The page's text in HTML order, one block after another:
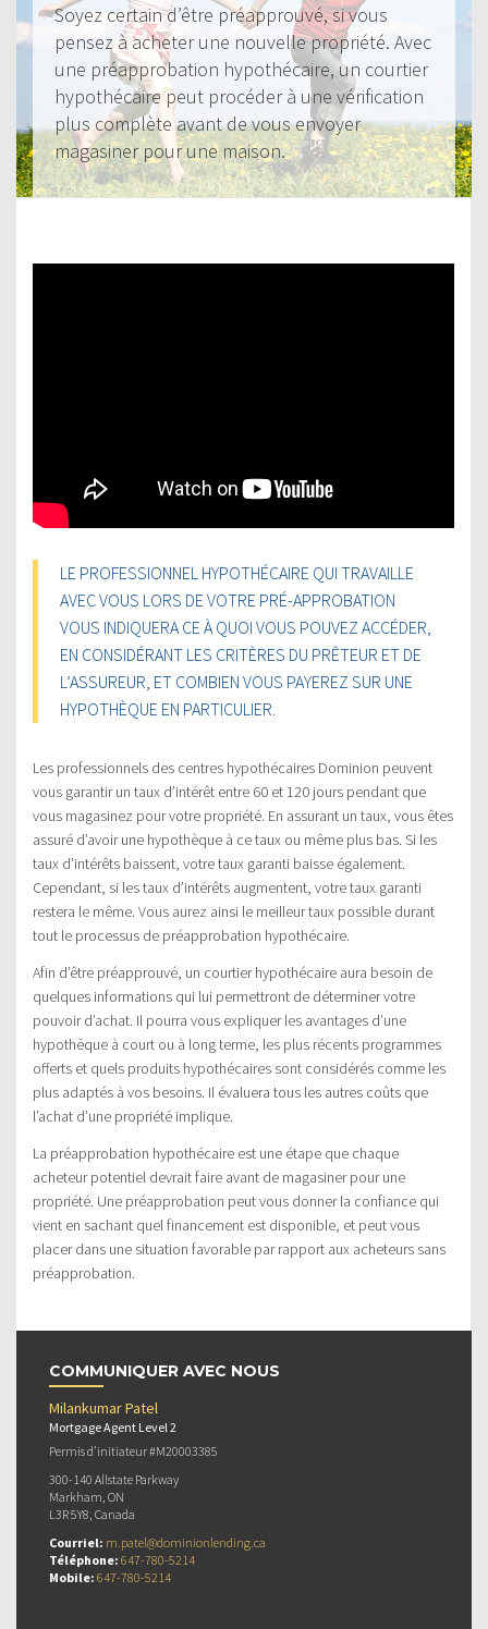
Soyez certain d’être préapprouvé, si vous
pensez à acheter une nouvelle propriété. Avec
une préapprobation hypothécaire, un courtier
hypothécaire peut procéder à une vérification
plus complète avant de vous envoyer
magasiner pour une maison.
LE PROFESSIONNEL HYPOTHÉCAIRE QUI TRAVAILLE
AVEC VOUS LORS DE VOTRE PRÉ-APPROBATION
VOUS INDIQUERA CE À QUOI VOUS POUVEZ ACCÉDER,
EN CONSIDÉRANT LES CRITÈRES DU PRÊTEUR ET DE
L’ASSUREUR, ET COMBIEN VOUS PAYEREZ SUR UNE
HYPOTHÈQUE EN PARTICULIER.
Les professionnels des centres hypothécaires Dominion peuvent
vous garantir un taux d’intérêt entre 60 et 120 jours pendant que
vous magasinez pour votre propriété. En assurant un taux, vous êtes
assuré d’avoir une hypothèque à ce taux ou même plus bas. Si les
taux d’intérêts baissent, votre taux garanti baisse également.
Cependant, si les taux d’intérêts augmentent, votre taux garanti
restera le même. Vous aurez ainsi le meilleur taux possible durant
tout le processus de préapprobation hypothécaire.
Afin d’être préapprouvé, un courtier hypothécaire aura besoin de
quelques informations qui lui permettront de déterminer votre
pouvoir d’achat. Il pourra vous expliquer les avantages d’une
hypothèque à court ou à long terme, les plus récents programmes
offerts et quels produits hypothécaires sont considérés comme les
plus adaptés à vos besoins. Il évaluera tous les autres coûts que
l’achat d’une propriété implique.
La préapprobation hypothécaire est une étape que chaque
acheteur potentiel devrait faire avant de magasiner pour une
propriété. Une préapprobation peut vous donner la confiance qui
vient en sachant quel financement est disponible, et peut vous
placer dans une situation favorable par rapport aux acheteurs sans
préapprobation.
COMMUNIQUER AVEC NOUS
Milankumar Patel
Mortgage Agent Level 2
Permis d’initiateur #M20003385
300-140 Allstate Parkway
Markham, ON
L3R 5Y8, Canada
Courriel: m.patel@dominionlending.ca
Téléphone: 647-780-5214
Mobile: 647-780-5214